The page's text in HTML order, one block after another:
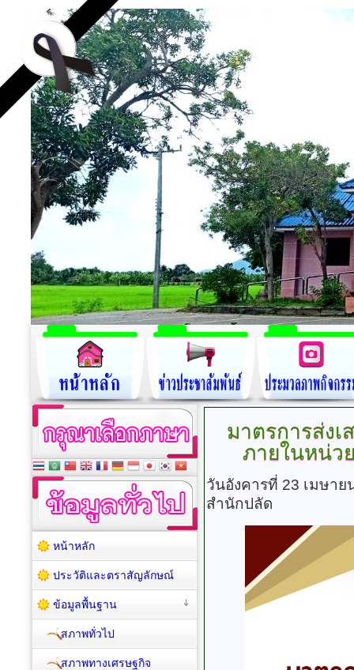
มาตรการส่ง
ภายในหน่ว
วันอังคารที่ 23 เมษาย
สำนักปลัด
หน้าหลัก
ประวัติและตราสัญลักษณ์
ข้อมูลพื้นฐาน
สภาพทั่วไป
สภาพทางเศรษฐกิจ